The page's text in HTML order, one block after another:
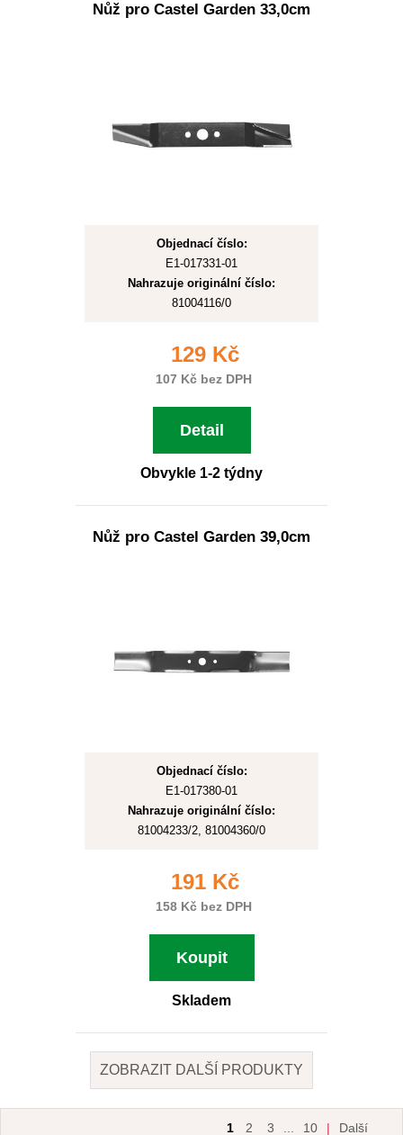
Nůž pro Castel Garden 33,0cm
Objednací číslo:
E1-017331-01
Nahrazuje originální číslo:
81004116/0
129 Kč
107 Kč bez DPH
Detail
Obvykle 1-2 týdny
Nůž pro Castel Garden 39,0cm
Objednací číslo:
E1-017380-01
Nahrazuje originální číslo:
81004233/2, 81004360/0
191 Kč
158 Kč bez DPH
Koupit
Skladem
ZOBRAZIT DALŠÍ PRODUKTY
1 2 3 10 | Další